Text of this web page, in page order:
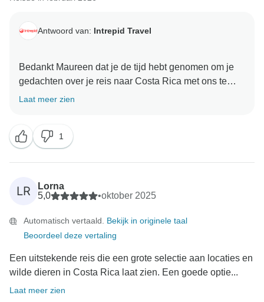
Antwoord van: Intrepid Travel
Bedankt Maureen dat je de tijd hebt genomen om je
gedachten over je reis naar Costa Rica met ons te
delen. We vinden het geweldig om te horen dat je je
dat je vond dat sommige accommodaties niet
voldeden aan de verwachte standaard voor een reis
op Original niveau en dat sommige hotels geen warm
water hadden. We waarderen het ook dat je onze
aanbevelingen voor de optionele activiteiten duurder
Bij Intrepid voeren we volledige veiligheids- en
kwaliteitsbeoordelingen uit voordat we een bedrijf
toe leidt dat onze aanbevelingen voor bedrijven zijn
Laat meer zien
1
LR
Lorna
5,0
•oktober 2025
Automatisch vertaald. Bekijk in originele taal
Beoordeel deze vertaling
Een uitstekende reis die een grote selectie aan locaties en
wilde dieren in Costa Rica laat zien. Een goede optie...
Laat meer zien